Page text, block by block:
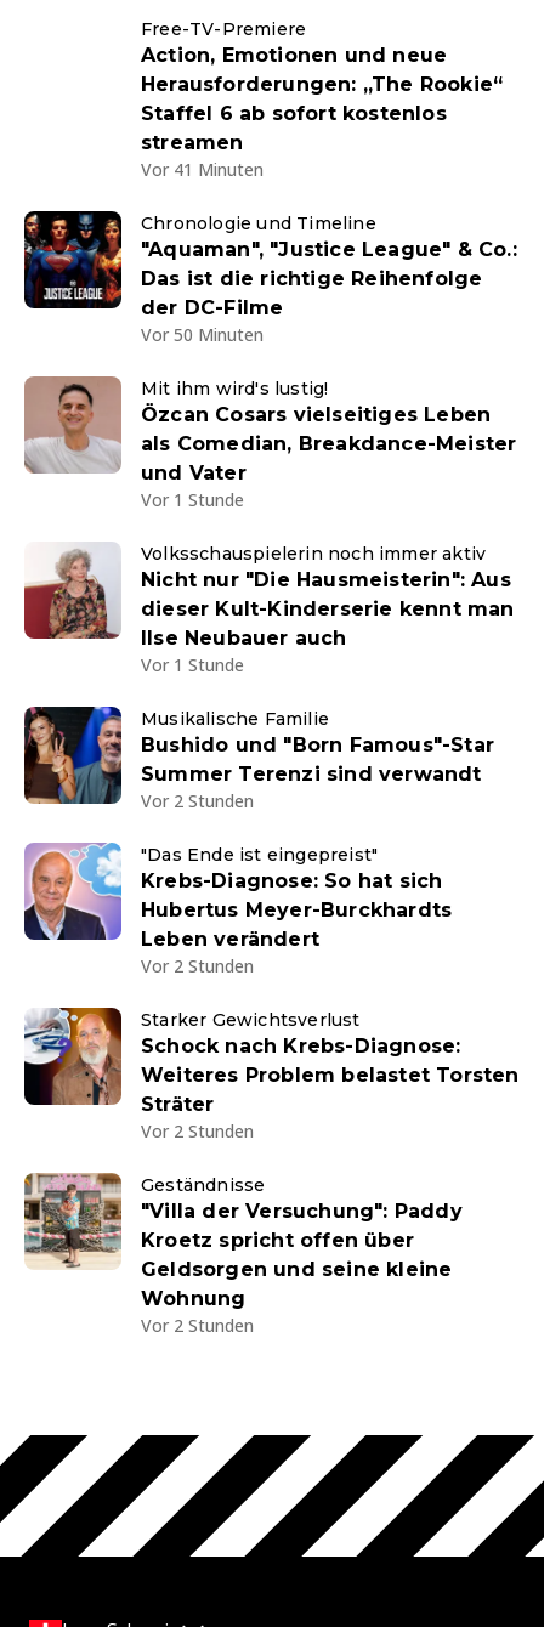
Free-TV-Premiere
Action, Emotionen und neue
Herausforderungen: „The Rookie“
Staffel 6 ab sofort kostenlos
streamen
Vor 41 Minuten
Chronologie und Timeline
"Aquaman", "Justice League" & Co.:
Das ist die richtige Reihenfolge
der DC-Filme
Vor 50 Minuten
Mit ihm wird's lustig!
Özcan Cosars vielseitiges Leben
als Comedian, Breakdance-Meister
und Vater
Vor 1 Stunde
Volksschauspielerin noch immer aktiv
Nicht nur "Die Hausmeisterin": Aus
dieser Kult-Kinderserie kennt man
Ilse Neubauer auch
Vor 1 Stunde
Musikalische Familie
Bushido und "Born Famous"-Star
Summer Terenzi sind verwandt
Vor 2 Stunden
"Das Ende ist eingepreist"
Krebs-Diagnose: So hat sich
Hubertus Meyer-Burckhardts
Leben verändert
Vor 2 Stunden
Starker Gewichtsverlust
Schock nach Krebs-Diagnose:
Weiteres Problem belastet Torsten
Sträter
Vor 2 Stunden
Geständnisse
"Villa der Versuchung": Paddy
Kroetz spricht offen über
Geldsorgen und seine kleine
Wohnung
Vor 2 Stunden